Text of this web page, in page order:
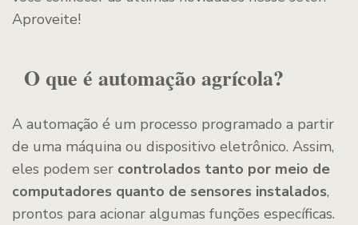
Aproveite!
O que é automação agrícola?
A automação é um processo programado a partir
de uma máquina ou dispositivo eletrônico. Assim,
eles podem ser controlados tanto por meio de
computadores quanto de sensores instalados,
prontos para acionar algumas funções específicas.